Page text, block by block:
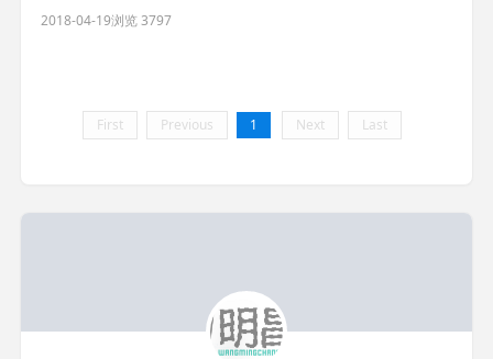
$res = $pdo->exec("insert into user(name) values('测试1')");
if($res){ echo '添加成功数据ID为：'.$
2018-04-19浏览 3797
First Previous 1 Next Last